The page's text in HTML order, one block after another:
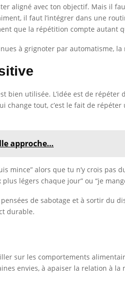
aligné avec ton objectif. Mais il
il faut l’intégrer dans une
que la répétition compte autant
à grignoter par automatisme,
bien utilisée. L’idée est de
tout, c’est le fait de répéter
approche…
mince” alors que tu n’y crois
légers chaque jour” ou “je
de sabotage et à sortir du
durable.
sur les comportements
envies, à apaiser la relation à